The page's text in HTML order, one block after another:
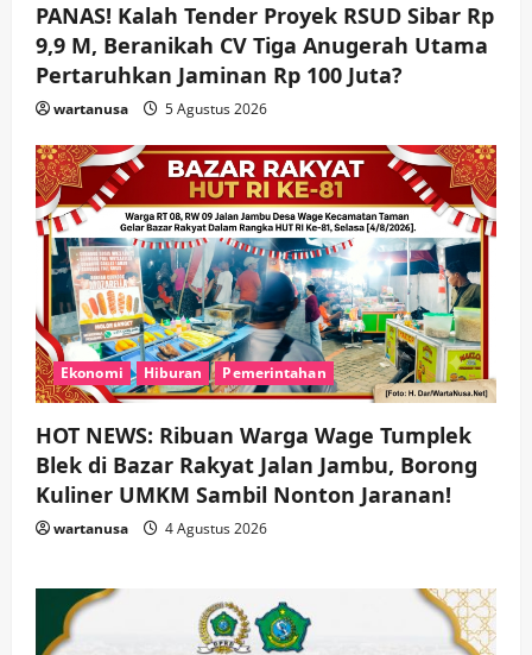
PANAS! Kalah Tender Proyek RSUD Sibar Rp
9,9 M, Beranikah CV Tiga Anugerah Utama
Pertaruhkan Jaminan Rp 100 Juta?
wartanusa 5 Agustus 2026
Ekonomi Hiburan Pemerintahan
HOT NEWS: Ribuan Warga Wage Tumplek
Blek di Bazar Rakyat Jalan Jambu, Borong
Kuliner UMKM Sambil Nonton Jaranan!
wartanusa 4 Agustus 2026